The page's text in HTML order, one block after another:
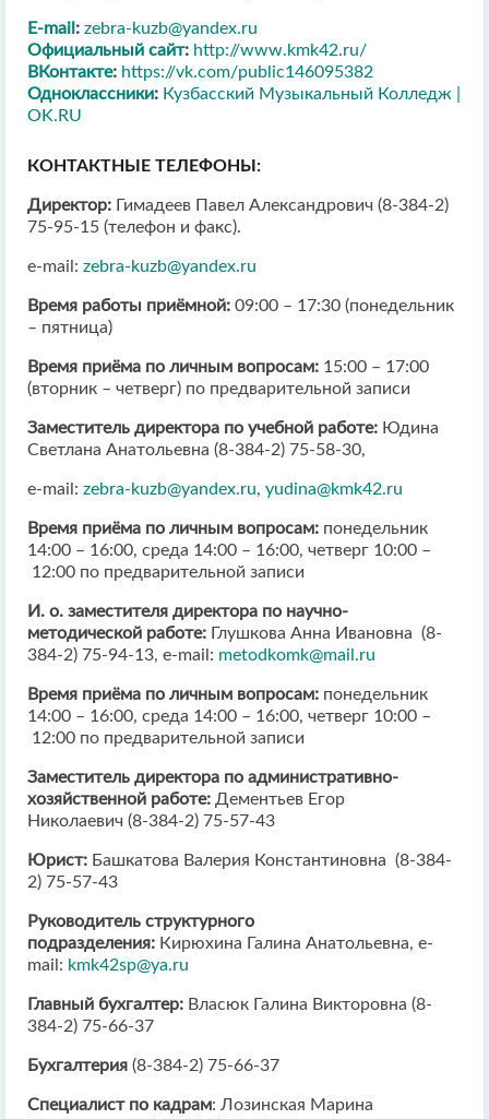
E-mail : zebra-kuzb@yandex.ru
Официальный сайт: http://www.kmk42.ru/
ВКонтакте: https://vk.com/public146095382
Одноклассники: Кузбасский Музыкальный Колледж |
OK.RU
КОНТАКТНЫЕ ТЕЛЕФОНЫ:
Директор: Гимадеев Павел Александрович (8-384-2)
75-95-15 (телефон и факс).
e-mail: zebra-kuzb@yandex.ru
Время работы приёмной: 09:00 – 17:30 (понедельник
– пятница)
Время приёма по личным вопросам: 15:00 – 17:00
(вторник – четверг) по предварительной записи
Заместитель директора по учебной работе: Юдина
Светлана Анатольевна (8-384-2) 75-58-30,
e-mail: zebra-kuzb@yandex.ru, yudina@kmk42.ru
Время приёма по личным вопросам: понедельник
14:00 – 16:00, среда 14:00 – 16:00, четверг 10:00 –
12:00 по предварительной записи
И. о. заместителя директора по научно-
методической работе: Глушкова Анна Ивановна (8-
384-2) 75-94-13, e-mail: metodkomk@mail.ru
Время приёма по личным вопросам: понедельник
14:00 – 16:00, среда 14:00 – 16:00, четверг 10:00 –
12:00 по предварительной записи
Заместитель директора по административно-
хозяйственной работе: Дементьев Егор
Николаевич (8-384-2) 75-57-43
Юрист: Башкатова Валерия Константиновна (8-384-
2) 75-57-43
Руководитель структурного
подразделения: Кирюхина Галина Анатольевна, e-
mail: kmk42sp@ya.ru
Главный бухгалтер: Власюк Галина Викторовна (8-
384-2) 75-66-37
Бухгалтерия (8-384-2) 75-66-37
Специалист по кадрам: Лозинская Марина